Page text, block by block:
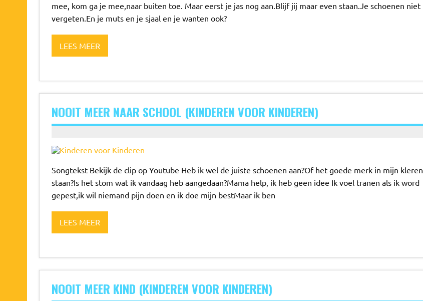
mee, kom ga je mee,naar buiten toe. Maar eerst je jas nog aan.Blijf jij maar even staan.Je schoenen niet
vergeten.En je muts en je sjaal en je wanten ook?
LEES MEER
NOOIT MEER NAAR SCHOOL (KINDEREN VOOR KINDEREN)
Songtekst Bekijk de clip op Youtube Heb ik wel de juiste schoenen aan?Of het goede merk in mijn kleren
staan?Is het stom wat ik vandaag heb aangedaan?Mama help, ik heb geen idee Ik voel tranen als ik word
gepest,ik wil niemand pijn doen en ik doe mijn bestMaar ik ben
LEES MEER
NOOIT MEER KIND (KINDEREN VOOR KINDEREN)